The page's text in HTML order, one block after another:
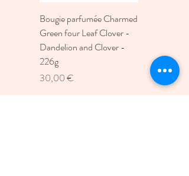
Bougie parfumée Charmed
Green four Leaf Clover -
Dandelion and Clover -
226g
Prix
30,00 €
Moon
Prix
30,00 €